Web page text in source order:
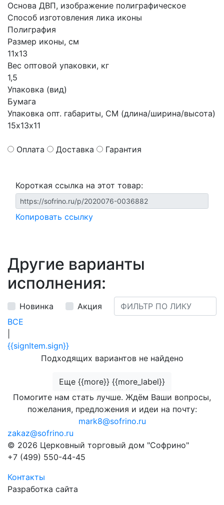
Основа ДВП, изображение полиграфическое
Способ изготовления лика иконы
Полиграфия
Размер иконы, см
11х13
Вес оптовой упаковки, кг
1,5
Упаковка (вид)
Бумага
Упаковка опт. габариты, СМ (длина/ширина/высота)
15х13х11
Оплата Доставка Гарантия
Короткая ссылка на этот товар:
Копировать ссылку
Другие варианты
исполнения:
Новинка
Акция
ВСЕ
{{signItem.sign}}
Подходящих вариантов не найдено
Еще {{more}} {{more_label}}
Помогите нам стать лучше. Ждём Ваши вопросы,
пожелания, предложения и идеи на почту:
mark8@sofrino.ru
zakaz@sofrino.ru
© 2026 Церковный торговый дом "Софрино"
+7 (499) 550-44-45
Контакты
Разработка сайта